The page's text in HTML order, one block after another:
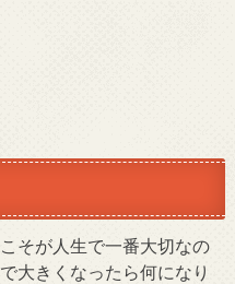
そが人生で一番大切なの
大きくなったら何になり